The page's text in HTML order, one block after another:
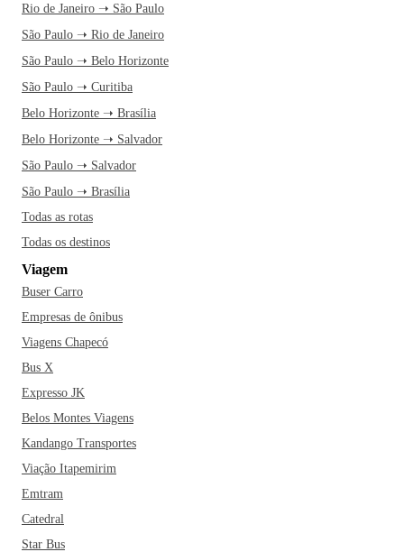
Rio de Janeiro ➝ São Paulo
São Paulo ➝ Rio de Janeiro
São Paulo ➝ Belo Horizonte
São Paulo ➝ Curitiba
Belo Horizonte ➝ Brasília
Belo Horizonte ➝ Salvador
São Paulo ➝ Salvador
São Paulo ➝ Brasília
Todas as rotas
Todas os destinos
Viagem
Buser Carro
Empresas de ônibus
Viagens Chapecó
Bus X
Expresso JK
Belos Montes Viagens
Kandango Transportes
Viação Itapemirim
Emtram
Catedral
Star Bus